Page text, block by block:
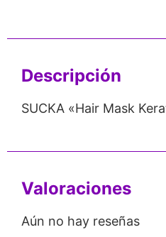
Descripción
SUCKA «Hair Mask
Valoraciones
Aún no hay reseñas